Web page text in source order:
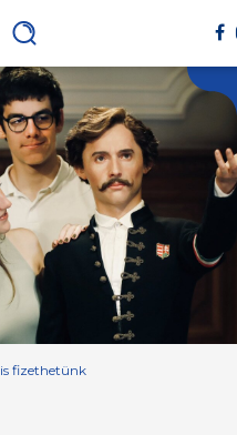
is fizethetünk